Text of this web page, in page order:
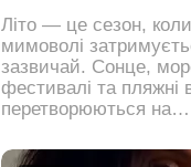
Літо — це сезон,
мимоволі
зазвичай. Сонце,
фестивалі та пляжні
перетворюються на…